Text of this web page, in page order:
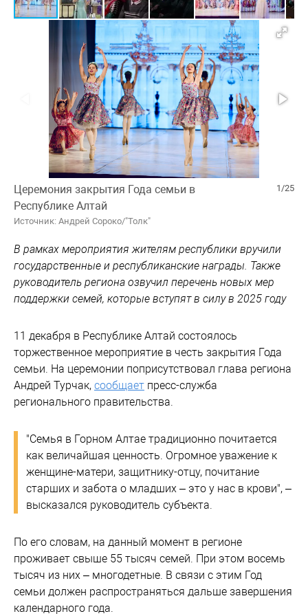
1/25
Церемония закрытия Года семьи в
Республике Алтай
Источник: Андрей Сороко/"Толк"
В рамках мероприятия жителям республики вручили
государственные и республиканские награды. Также
руководитель региона озвучил перечень новых мер
поддержки семей, которые вступят в силу в 2025 году
11 декабря в Республике Алтай состоялось
торжественное мероприятие в честь закрытия Года
семьи. На церемонии поприсутствовал глава региона
Андрей Турчак, сообщает пресс-служба
регионального правительства.
"Семья в Горном Алтае традиционно почитается
как величайшая ценность. Огромное уважение к
женщине-матери, защитнику-отцу, почитание
старших и забота о младших – это у нас в крови", –
высказался руководитель субъекта.
По его словам, на данный момент в регионе
проживает свыше 55 тысяч семей. При этом восемь
тысяч из них – многодетные. В связи с этим Год
семьи должен распространяться дальше завершения
календарного года.